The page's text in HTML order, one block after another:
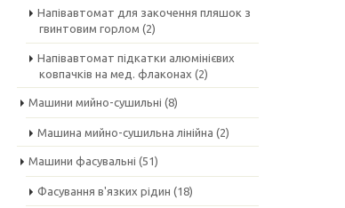
Напівавтомат для закочення пляшок з
гвинтовим горлом (2)
Напівавтомат підкатки алюмінієвих
ковпачків на мед. флаконах (2)
Машини мийно-сушильні (8)
Машина мийно-сушильна лінійна (2)
Машини фасувальні (51)
Фасування в'язких рідин (18)